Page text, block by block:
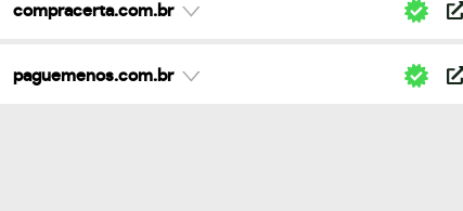
compracerta.com.br
paguemenos.com.br